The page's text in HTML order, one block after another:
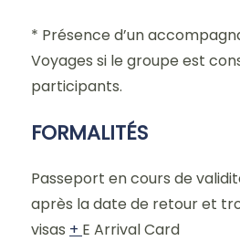
* Présence d’un
Voyages si le groupe est
participants.
FORMALITÉS
Passeport en cours de
après la date de retour et
visas + E Arrival Card